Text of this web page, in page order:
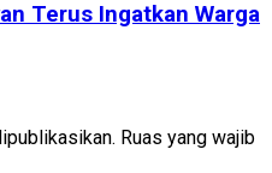
Terus Ingatkan Warga
Ruas yang wajib